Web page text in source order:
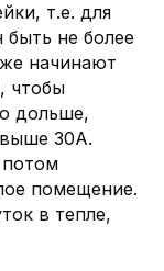
т.е. для
быть не более
начинают
чтобы
дольше,
30А.
помещение.
в тепле,